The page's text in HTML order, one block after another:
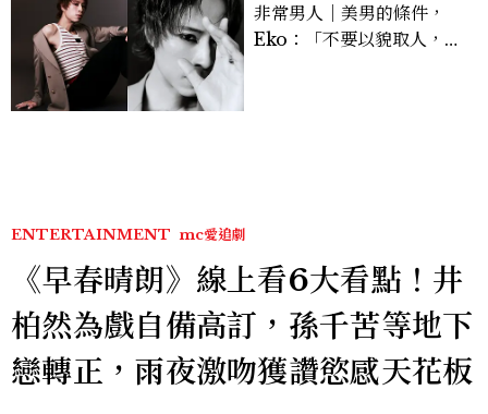
非常男人｜美男的條件，
Eko：「不要以貌取人，內
ENTERTAINMENT mc愛追劇
《早春晴朗》線上看6大看點！井
柏然為戲自備高訂，孫千苦等地下
戀轉正，雨夜激吻獲讚慾感天花板